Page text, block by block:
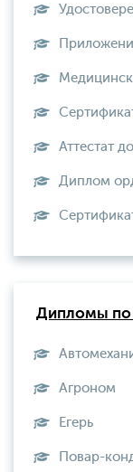
Аттестат
Диплом
Дипломы по
Агроном
Егерь
Повар-